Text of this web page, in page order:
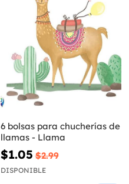
6 bolsas para chucherías de
llamas - Llama
$1.05 $2.99
DISPONIBLE